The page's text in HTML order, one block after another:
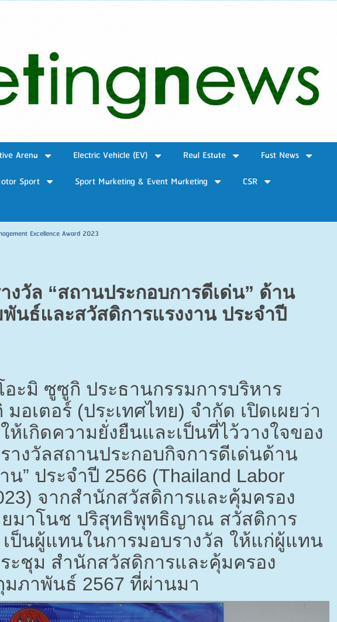
Arena Electric Vehicle (EV) Real Estate
Fast News
Sport Sport Marketing & Event Marketing
CSR
Excellence Award 2023
งวัล “สถานประกอบการดีเด่น” ด้าน
นธ์และสวัสดิการแรงงาน ประจำปี
ะมิ ซูซูกิ ประธานกรรมการบริหาร
อเตอร์ (ประเทศไทย) จำกัด เปิดเผยว่า
เกิดความยั่งยืนและเป็นที่ไว้วางใจของ
งวัลสถานประกอบกิจการดีเด่นด้าน
น” ประจำปี 2566 (Thailand Labor
จากสำนักสวัสดิการและคุ้มครอง
ยมาโนช ปริสุทธิพุทธิญาณ สวัสดิการ
ป็นผู้แทนในการมอบรางวัล ให้แก่ผู้แทน
ะชุม สำนักสวัสดิการและคุ้มครอง
มภาพันธ์ 2567 ที่ผ่านมา